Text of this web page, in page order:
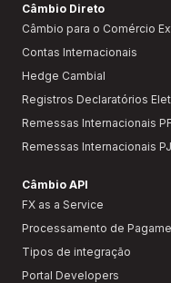
Câmbio Direto
Câmbio para o Comércio
Contas Internacionais
Hedge Cambial
Registros Declaratórios
Remessas Internacionais PF
Remessas Internacionais PJ
Câmbio API
FX as a Service
Processamento de
Tipos de integração
Portal Developers